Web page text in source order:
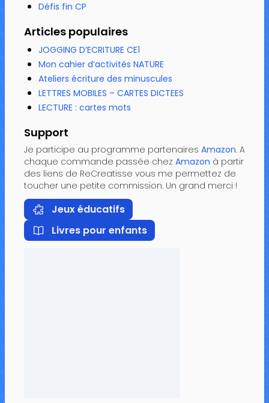
Défis fin CP
Articles populaires
JOGGING D’ECRITURE CE1
Mon cahier d’activités NATURE
Ateliers écriture des minuscules
LETTRES MOBILES – CARTES DICTEES
LECTURE : cartes mots
Support
Je participe au programme partenaires Amazon. A
chaque commande passée chez Amazon à partir
des liens de ReCreatisse vous me permettez de
toucher une petite commission. Un grand merci !
Jeux éducatifs
Livres pour enfants